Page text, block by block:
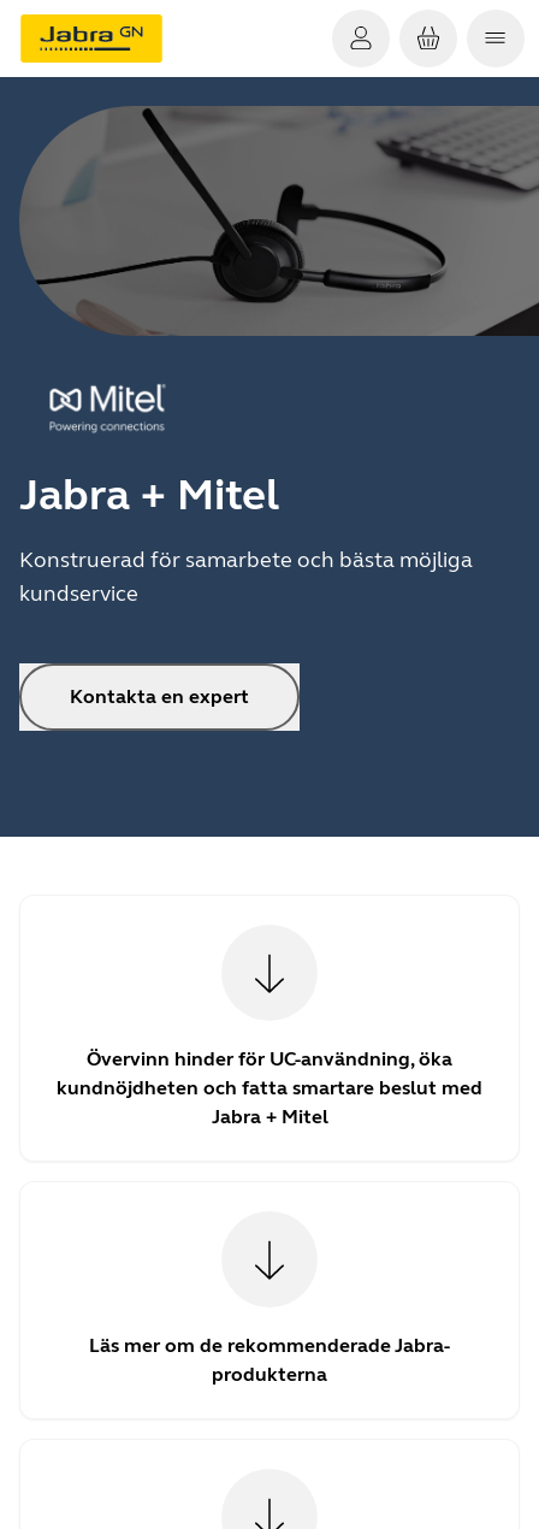
Jabra + Mitel
Konstruerad för samarbete och bästa möjliga
kundservice
Kontakta en expert
Övervinn hinder för UC-användning, öka
kundnöjdheten och fatta smartare beslut med
Jabra + Mitel
Läs mer om de rekommenderade Jabra-
produkterna